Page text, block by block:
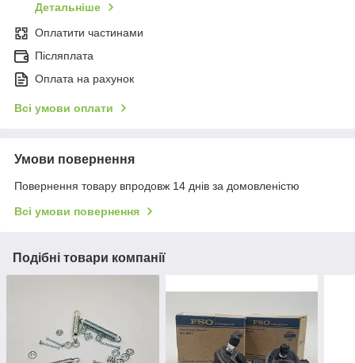
Детальніше
Оплатити частинами
Післяплата
Оплата на рахунок
Всі умови оплати
Умови повернення
Повернення товару впродовж 14 днів за домовленістю
Всі умови повернення
Подібні товари компанії